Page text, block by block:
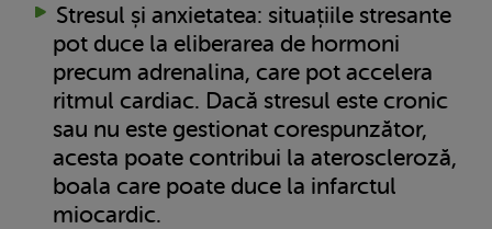
Stresul și anxietatea: situațiile stresante
pot duce la eliberarea de hormoni
precum adrenalina, care pot accelera
ritmul cardiac. Dacă stresul este cronic
sau nu este gestionat corespunzător,
acesta poate contribui la ateroscleroză,
boala care poate duce la infarctul
miocardic.